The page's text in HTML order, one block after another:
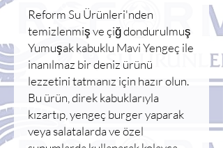
Reform Su Ürünleri'nden
temizlenmiş ve çiğ dondurulmuş
Yumuşak kabuklu Mavi Yengeç ile
inanılmaz bir deniz ürünü
lezzetini tatmanız için hazır olun.
Bu ürün, direk kabuklarıyla
kızartıp, yengeç burger yaparak
veya salatalarda ve özel